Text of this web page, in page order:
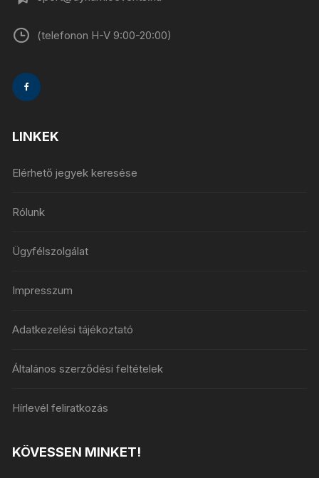
(telefonon H-V 9:00-20:00)
LINKEK
Elérhető jegyek keresése
Rólunk
Ügyfélszolgálat
Impresszum
Adatkezelési tájékoztató
Általános szerződési feltételek
Hírlevél feliratkozás
KÖVESSEN MINKET!